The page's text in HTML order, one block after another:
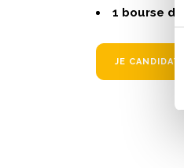
1 bourse
JE CANDIDATE